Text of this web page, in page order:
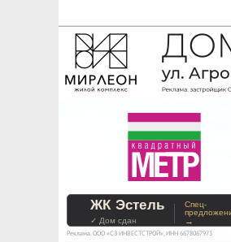
На Метре
Помогайте
ЖК Эстель
✓ Дом сдан
Спец-
→
Реклама. ООО «СЗ ИНВЕСТСТРОЙ», ИНН 6678067973